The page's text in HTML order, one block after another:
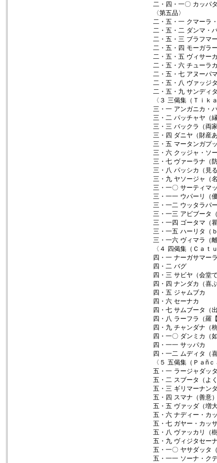
二・四・一〇 カッパ
〈第五品〉
二・五・一 クマーラ
二・五・二 ダンマ・
二・五・三 ブラフマ
二・五・四 モーガラ
二・五・五 ヴィサー
二・五・六 チューラ
二・五・七 アヌーパ
二・五・八 ヴァッジ
二・五・九 サンディ
〈３ 三偈集（Ｔｉｋ
三・一 アンガニカ・
三・二 パッチャヤ（
三・三 バックラ（両
三・四 ダニヤ（財産
三・五 マータンガプ
三・六 クッジャ・ソ
三・七 ヴァーラナ（
三・八 パッシカ（見
三・九 ヤソージャ（
三・一〇 サーティマ
三・一一 ウパーリ（
三・一二 ウッタラパ
三・一三 アビブータ
三・一四 ゴータマ（
三・一五 ハーリタ（
三・一六 ヴィマラ（
〈４ 四偈集（Ｃａｔ
四・一 ナーガサマー
四・二 バグ
四・三 サビヤ（会堂
四・四 ナンダカ（喜
四・五 ジャムブカ
四・六 セーナカ
四・七 サムブータ（
四・八 ラーフラ（羅
四・九 チャンダナ（
四・一〇 ダンミカ（
四・一一 サッパカ
四・一二 ムディタ（
〈５ 五偈集（Ｐａñ
五・一 ラージャダッ
五・二 スブータ（よ
五・三 ギリマーナン
五・四 スマナ（善意
五・五 ヴァッダ（増
五・六 ナディー・カ
五・七 ガヤー・カッ
五・八 ヴァッカリ（
五・九 ヴィジタセー
五・一〇 ヤサダッタ
五・一一 ソーナ・ク